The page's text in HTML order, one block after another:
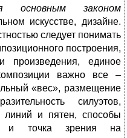
основным законом
искусстве, дизайне.
следует понимать
построения,
произведения, единое
важно все –
«вес», размещение
силуэтов,
линий и пятен, способы
и точка зрения на